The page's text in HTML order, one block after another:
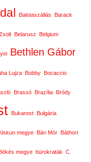
Balotaszállás Barack
Belarusz Belgium
Bethlen Gábor
Lujza Bobby Bocaccio
Brassó Brazília Bródy
Bukarest Bulgária
megye Bán Mór Báthori
megye bürokraták C.